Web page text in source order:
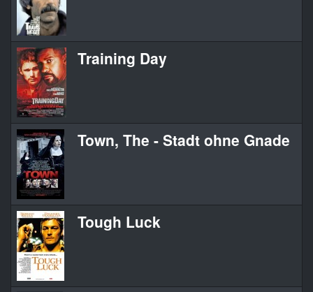
Training Day
Town, The - Stadt ohne Gnade
Tough Luck